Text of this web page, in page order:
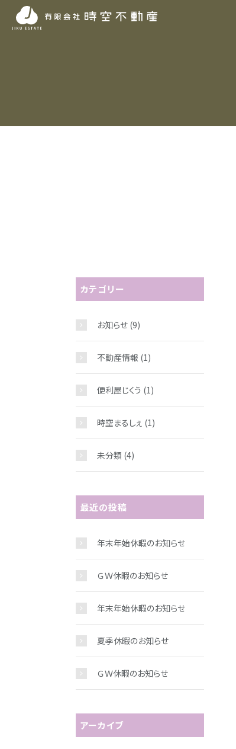
カテゴリー
お知らせ(9)
不動産情報 (1)
便利屋じくう (1)
時空まるしぇ (1)
未分類 (4)
最近の投稿
年末年始休暇のお知らせ
ＧＷ休暇のお知らせ
年末年始休暇のお知らせ
夏季休暇のお知らせ
ＧＷ休暇のお知らせ
アーカイブ